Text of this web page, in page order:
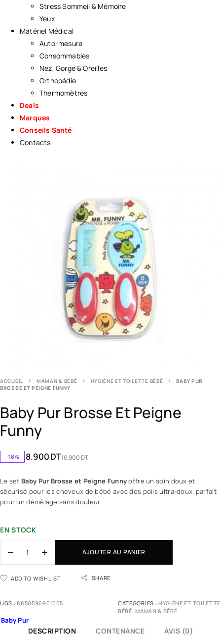
Stress Sommeil & Mémoire
Yeux
Matériel Médical
Auto-mesure
Consommables
Nez, Gorge & Oreilles
Orthopédie
Thermomètres
Deals
Marques
Conseils Santé
Contacts
ACCUEIL MAMAN & BÉBÉ HYGIÈNE ET TOILETTE BÉBÉ
BABY PUR
BROSSE ET PEIGNE FUNNY
Baby Pur Brosse Et Peigne
Funny
-18% 10.900DT
8.900DT
Le set Baby Pur Brosse et Peigne Funnyoffre un soin doux et
sécurisé pour les cheveux de bébé avec des poils ultra-doux, parfait
pour un démêlage sans douleur.
EN STOCK
AJOUTER AU PANIER
ADD TO WISHLIST SHARE
UGS :8850596901005 CATÉGORIES : HYGIÈNE ET TOILETTE
BÉBÉ,MAMAN & BÉBÉ
Baby Pur
DESCRIPTION CONTENANCE AVIS (0)